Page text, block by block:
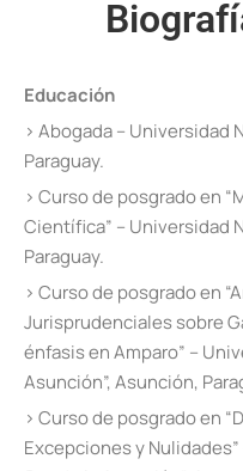
Educación
› Abogada – Universidad
Paraguay.
› Curso de posgrado en
Científica” – Universidad
Paraguay.
› Curso de posgrado en
Jurisprudenciales sobre
énfasis en Amparo” –
Asunción”, Asunción,
› Curso de posgrado en
Excepciones y